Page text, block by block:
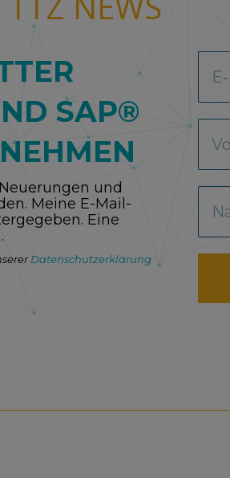
SAP®
und
Meine E-Mail-
Eine
Datenschutzerklärung